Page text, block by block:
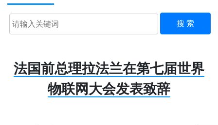
搜 索
法国前总理拉法兰在第七届世界
物联网大会发表致辞